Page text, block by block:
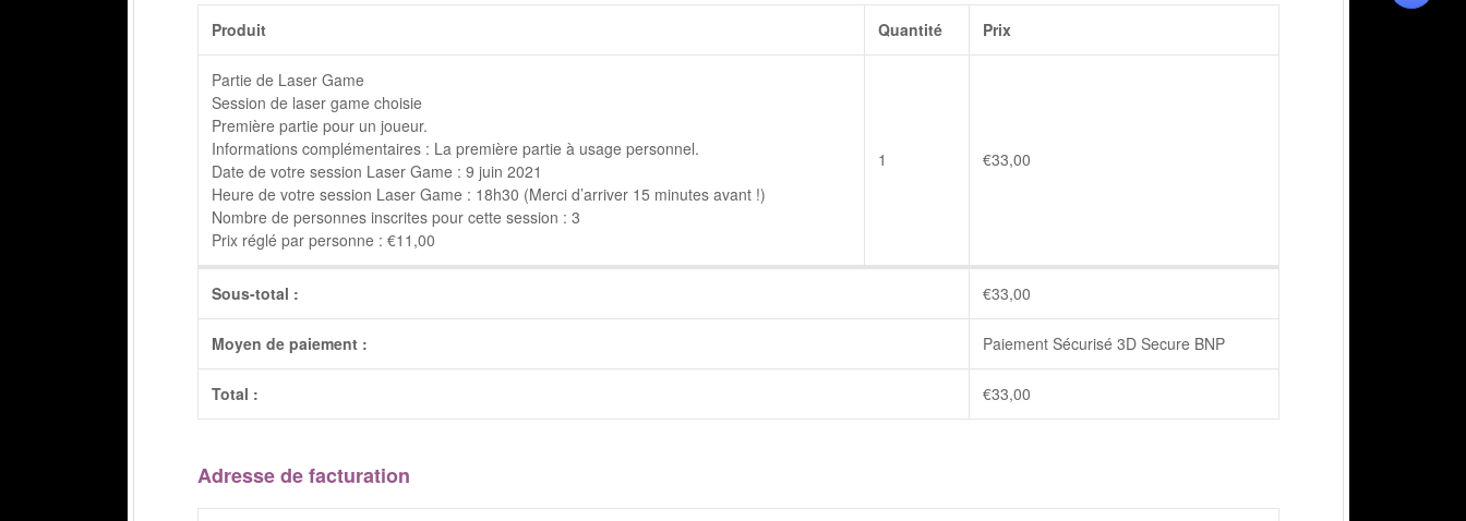
Produit Quantité Prix
Partie de Laser Game
Session de laser game choisie
Première partie pour un joueur.
Informations complémentaires : La première partie à usage personnel.
Date de votre session Laser Game : 9 juin 2021
Heure de votre session Laser Game : 18h30 (Merci d’arriver 15 minutes avant !)
Nombre de personnes inscrites pour cette session : 3
Prix réglé par personne : €11,00
1 €33,00
Sous-total : €33,00
Moyen de paiement : Paiement Sécurisé 3D Secure BNP
Total : €33,00
Adresse de facturation